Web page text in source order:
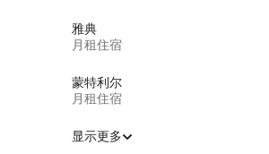
雅典
月租住宿
蒙特利尔
月租住宿
显示更多